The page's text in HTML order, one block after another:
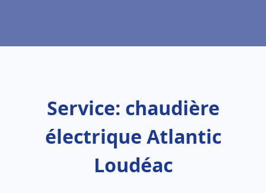
Service: chaudière
électrique Atlantic
Loudéac